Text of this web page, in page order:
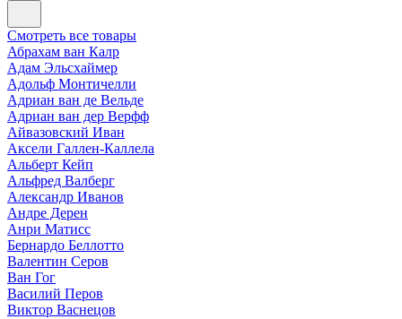
Смотреть все товары
Абрахам ван Калр
Адам Эльсхаймер
Адольф Монтичелли
Адриан ван де Вельде
Адриан ван дер Верфф
Айвазовский Иван
Аксели Галлен-Каллела
Альберт Кейп
Альфред Валберг
Александр Иванов
Андре Дерен
Анри Матисс
Бернардо Беллотто
Валентин Серов
Ван Гог
Василий Перов
Виктор Васнецов